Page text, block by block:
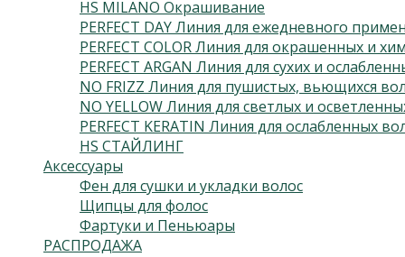
HS MILANO Окрашивание
PERFECT DAY Линия для ежедневного
PERFECT COLOR Линия для окрашенных и
PERFECT ARGAN Линия для сухих и
NO FRIZZ Линия для пушистых, вьющихся
NO YELLOW Линия для светлых и
PERFECT KERATIN Линия для ослабленных
HS СТАЙЛИНГ
Аксессуары
Фен для сушки и укладки волос
Щипцы для фолос
Фартуки и Пеньюары
РАСПРОДАЖА